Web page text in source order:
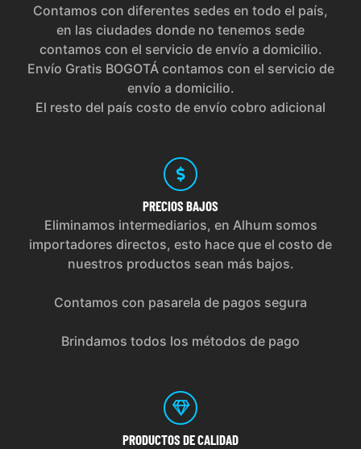
Contamos con diferentes sedes en todo el país,
en las ciudades donde no tenemos sede
contamos con el servicio de envío a domicilio.
Envío Gratis BOGOTÁ contamos con el servicio de
envío a domicilio.
El resto del país costo de envío cobro adicional
PRECIOS BAJOS
Eliminamos intermediarios, en Alhum somos
importadores directos, esto hace que el costo de
nuestros productos sean más bajos.
Contamos con pasarela de pagos segura
Brindamos todos los métodos de pago
PRODUCTOS DE CALIDAD